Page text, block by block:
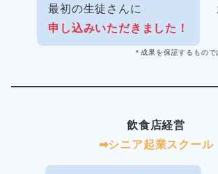
最初の生徒さんに
申し込みいただきました！
＊成果を保証するものではあ
飲食店経営
➡︎シニア起業スクール